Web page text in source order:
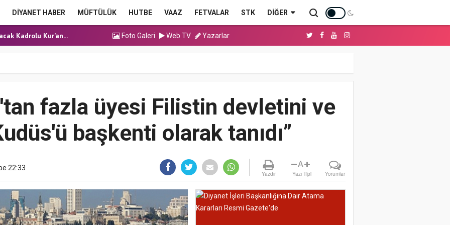
DİYANET HABER MÜFTÜLÜK HUTBE VAAZ FETVALAR STK DIĞER
Hutbesi
Hutbesi
Kadrolu Kur’an...
(Sözlü) So...
Hutbesi
Hutbesi
Hutbesi
Foto Galeri Web TV Yazarlar
fazla üyesi Filistin devletini ve
başkenti olarak tanıdı”
22:33
Yazdır
A
Yazı Tipi Yorumlar